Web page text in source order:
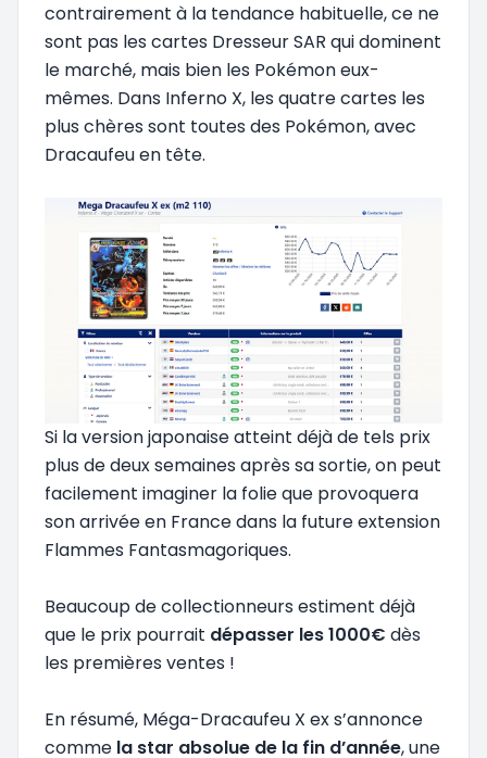
contrairement à la tendance habituelle, ce ne
sont pas les cartes Dresseur SAR qui dominent
le marché, mais bien les Pokémon eux-
mêmes. Dans Inferno X, les quatre cartes les
plus chères sont toutes des Pokémon, avec
Dracaufeu en tête.
Si la version japonaise atteint déjà de tels prix
plus de deux semaines après sa sortie, on peut
facilement imaginer la folie que provoquera
son arrivée en France dans la future extension
Flammes Fantasmagoriques.
Beaucoup de collectionneurs estiment déjà
que le prix pourrait dépasser les 1000€ dès
les premières ventes !
En résumé, Méga-Dracaufeu X ex s’annonce
comme la star absolue de la fin d’année, une